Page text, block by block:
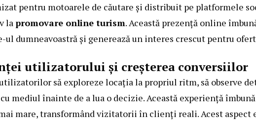
pentru motoarele de căutare și distribuit pe platformele
la promovare online turism. Această prezență online
dumneavoastră și generează un interes crescut pentru
utilizatorului și creșterea conversiilor
să exploreze locația la propriul ritm, să observe
mediul înainte de a lua o decizie. Această experiență
mare, transformând vizitatorii în clienți reali. Acest aspect